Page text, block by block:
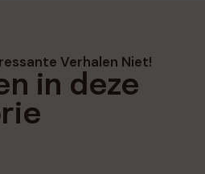
Verhalen Niet!
in deze